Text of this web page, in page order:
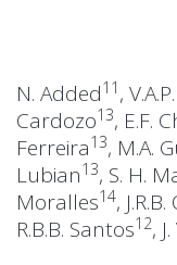
N. Added11 ,
Cardozo13, E.F.
Ferreira13, M.A.
Lubian13, S. H.
Moralles14,
R.B.B. Santos12,